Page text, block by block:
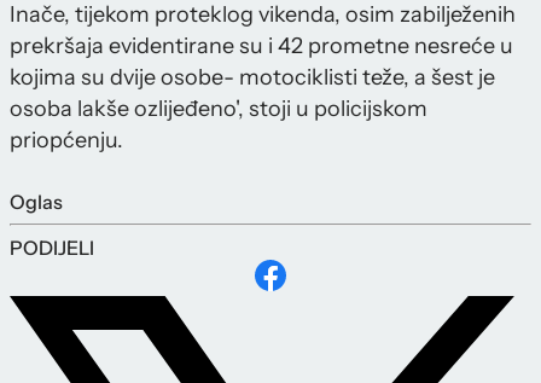
Inače, tijekom proteklog vikenda, osim zabilježenih
prekršaja evidentirane su i 42 prometne nesreće u
kojima su dvije osobe- motociklisti teže, a šest je
osoba lakše ozlijeđeno', stoji u policijskom
priopćenju.
Oglas
PODIJELI